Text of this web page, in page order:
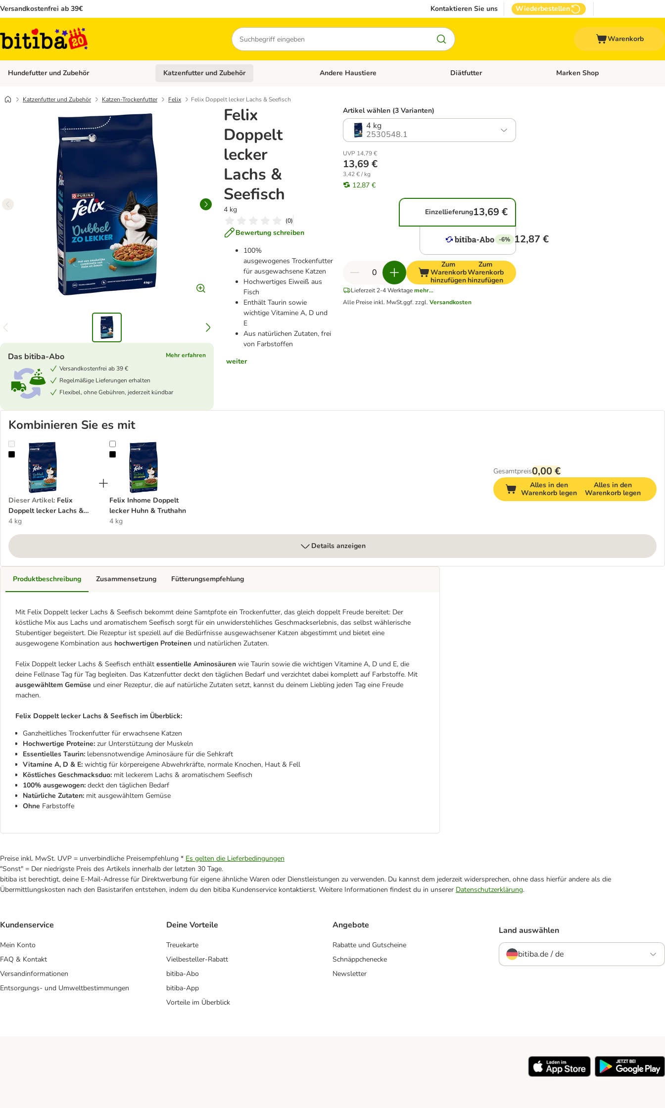
Versandkostenfrei ab 39€ Kontaktieren Sie uns Wiederbestellen
Suchen
Warenkorb
Hundefutter und Zubehör Kategorie-Menü öffnen: Hundefutter und Zubehör
Katzenfutter und Zubehör Kategorie-Menü öffnen: Katzenfutter und Zubehör
Andere Haustiere Kategorie-Menü öffnen: Andere Haustiere
Diätfutter Kategorie-Menü öffnen: Diätfutter
Marken Shop
Katzenfutter und Zubehör Katzen-Trockenfutter Felix Felix Doppelt lecker Lachs & Seefisch
Felix
Doppelt
lecker
Lachs &
Seefisch
4 kg
(0)
Bewertung schreiben
100%
ausgewogenes Trockenfutter
für ausgewachsene Katzen
Hochwertiges Eiweiß aus
Fisch
Enthält Taurin sowie
wichtige Vitamine A, D und
E
Aus natürlichen Zutaten, frei
von Farbstoffen
weiter
Das bitiba-Abo
Mehr erfahren
Versandkostenfrei ab 39 €
Regelmäßige Lieferungen erhalten
Flexibel, ohne Gebühren, jederzeit kündbar
Artikel wählen (3 Varianten)
4 kg
2530548.1
UVP 14,79 €
13,69 €
3,42 € / kg
12,87 €
Einzellieferung13,69 €
-6% 12,87 €
Zum
Warenkorb
hinzufügen
Zum
Warenkorb
hinzufügen
Lieferzeit 2-4 Werktage mehr...
Alle Preise inkl. MwSt.ggf. zzgl. Versandkosten
Kombinieren Sie es mit
Felix Doppelt lecker Lachs & Seefisch
Dieser Artikel: Felix
Doppelt lecker Lachs &
Seefisch
4 kg
Felix Inhome Doppelt lecker Huhn & Truthahn
Felix Inhome Doppelt
lecker Huhn & Truthahn
4 kg
Gesamtpreis0,00 €
Alles in den
Warenkorb legen
Alles in den
Warenkorb legen
Details anzeigen
Produktbeschreibung
Mit Felix Doppelt lecker Lachs & Seefisch bekommt deine Samtpfote ein Trockenfutter, das gleich doppelt Freude bereitet: Der
köstliche Mix aus Lachs und aromatischem Seefisch sorgt für ein unwiderstehliches Geschmackserlebnis, das selbst wählerische
Stubentiger begeistert. Die Rezeptur ist speziell auf die Bedürfnisse ausgewachsener Katzen abgestimmt und bietet eine
ausgewogene Kombination aus hochwertigen Proteinen und natürlichen Zutaten.
Felix Doppelt lecker Lachs & Seefisch enthält essentielle Aminosäuren wie Taurin sowie die wichtigen Vitamine A, D und E, die
deine Fellnase Tag für Tag begleiten. Das Katzenfutter deckt den täglichen Bedarf und verzichtet dabei komplett auf Farbstoffe. Mit
ausgewähltem Gemüse und einer Rezeptur, die auf natürliche Zutaten setzt, kannst du deinem Liebling jeden Tag eine Freude
machen.
Felix Doppelt lecker Lachs & Seefisch im Überblick:
Ganzheitliches Trockenfutter für erwachsene Katzen
Hochwertige Proteine: zur Unterstützung der Muskeln
Essentielles Taurin: lebensnotwendige Aminosäure für die Sehkraft
Vitamine A, D & E: wichtig für körpereigene Abwehrkräfte, normale Knochen, Haut & Fell
Köstliches Geschmacksduo: mit leckerem Lachs & aromatischem Seefisch
100% ausgewogen: deckt den täglichen Bedarf
Natürliche Zutaten: mit ausgewähltem Gemüse
Ohne Farbstoffe
Zusammensetzung Fütterungsempfehlung
Preise inkl. MwSt. UVP = unverbindliche Preisempfehlung * Es gelten die Lieferbedingungen
"Sonst" = Der niedrigste Preis des Artikels innerhalb der letzten 30 Tage.
bitiba ist berechtigt, deine E-Mail-Adresse für Direktwerbung für eigene ähnliche Waren oder Dienstleistungen zu verwenden. Du kannst dem jederzeit widersprechen, ohne dass hierfür andere als die
Übermittlungskosten nach den Basistarifen entstehen, indem du den bitiba Kundenservice kontaktierst. Weitere Informationen findest du in unserer Datenschutzerklärung.
Kundenservice
Mein Konto
FAQ & Kontakt
Versandinformationen
Entsorgungs- und Umweltbestimmungen
Deine Vorteile
Treuekarte
Vielbesteller-Rabatt
bitiba-Abo
bitiba-App
Vorteile im Überblick
Angebote
Rabatte und Gutscheine
Schnäppchenecke
Newsletter
Land auswählen
bitiba.de / de